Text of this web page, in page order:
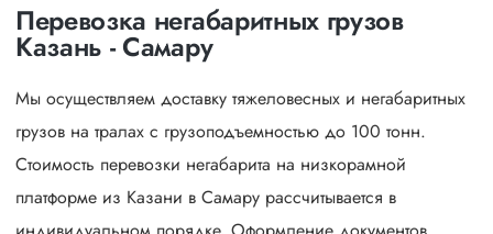
Перевозка негабаритных грузов
Казань - Самару
Мы осуществляем доставку тяжеловесных и негабаритных
грузов на тралах с грузоподъемностью до 100 тонн.
Стоимость перевозки негабарита на низкорамной
платформе из Казани в Самару рассчитывается в